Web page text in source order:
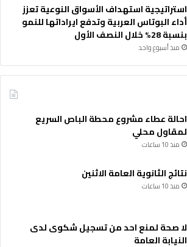
استراتيجية استهداف الأسواق النوعية تعزز
أداء البوتاس العربية وتدفع ايراداتها للنمو
بنسبة 28% خلال النصف الأول
منذ أسبوع واحد
احالة عطاء مشروع محطة الباص السريع
لمقاول محلي
منذ 10 ساعات
نتائج الثانوية العامة الاثنين
منذ 10 ساعات
لا صحة لمنع احد من تسجيل شكوى لدى
النيابة العامة